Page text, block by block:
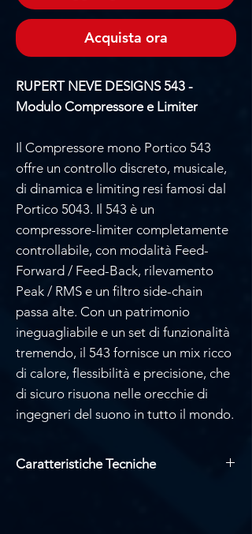
Acquista ora
RUPERT NEVE DESIGNS 543 -
Modulo Compressore e Limiter
Il Compressore mono Portico 543
offre un controllo discreto, musicale,
di dinamica e limiting resi famosi dal
Portico 5043. Il 543 è un
compressore-limiter completamente
controllabile, con modalità Feed-
Forward / Feed-Back, rilevamento
Peak / RMS e un filtro side-chain
passa alte. Con un patrimonio
ineguagliabile e un set di funzionalità
tremendo, il 543 fornisce un mix ricco
di calore, flessibilità e precisione, che
di sicuro risuona nelle orecchie di
ingegneri del suono in tutto il mondo.
Caratteristiche Tecniche